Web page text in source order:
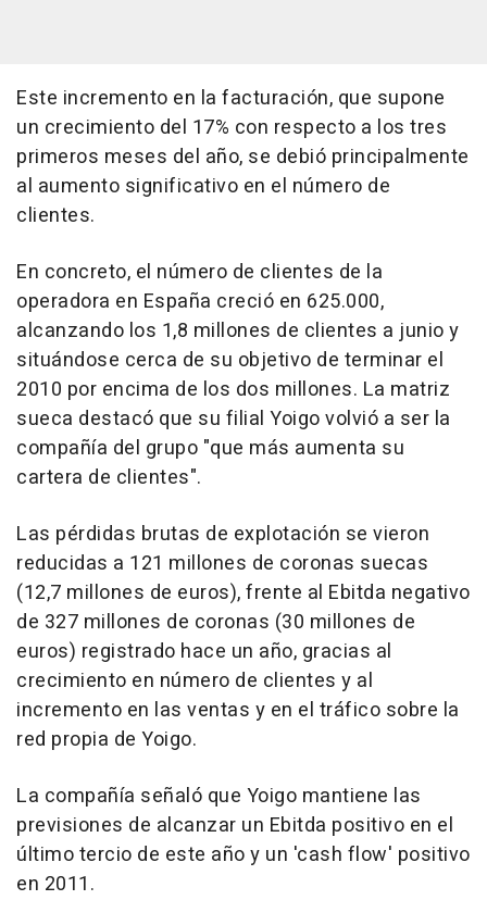
Este incremento en la facturación, que supone
un crecimiento del 17% con respecto a los tres
primeros meses del año, se debió principalmente
al aumento significativo en el número de
clientes.
En concreto, el número de clientes de la
operadora en España creció en 625.000,
alcanzando los 1,8 millones de clientes a junio y
situándose cerca de su objetivo de terminar el
2010 por encima de los dos millones. La matriz
sueca destacó que su filial Yoigo volvió a ser la
compañía del grupo "que más aumenta su
cartera de clientes".
Las pérdidas brutas de explotación se vieron
reducidas a 121 millones de coronas suecas
(12,7 millones de euros), frente al Ebitda negativo
de 327 millones de coronas (30 millones de
euros) registrado hace un año, gracias al
crecimiento en número de clientes y al
incremento en las ventas y en el tráfico sobre la
red propia de Yoigo.
La compañía señaló que Yoigo mantiene las
previsiones de alcanzar un Ebitda positivo en el
último tercio de este año y un 'cash flow' positivo
en 2011.